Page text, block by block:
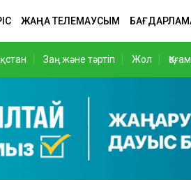
ЖАҢА ТЕЛЕМАУСЫМ
Заң және тәртіп Жол Қоғам